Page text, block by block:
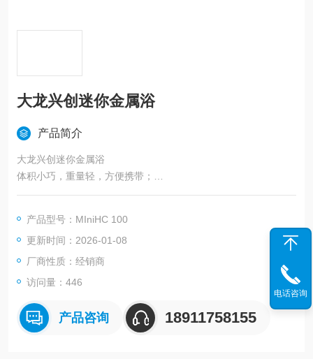
​大龙兴创迷你金属浴
产品简介
​大龙兴创迷你金属浴
体积小巧，重量轻，方便携带；
数字控制温度和时间；
内置支持用户校准模式，便于长时间保持控温准确性；
产品型号：MIniHC 100
更新时间：2026-01-08
厂商性质：经销商
访问量：446
产品咨询 18911758155
电话咨询